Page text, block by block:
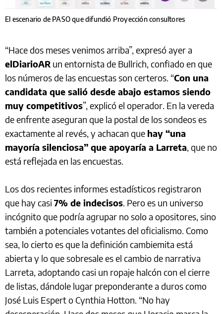
El escenario de PASO que difundió Proyección consultores
“Hace dos meses venimos arriba”, expresó ayer a
elDiarioAR un entornista de Bullrich, confiado en que
los números de las encuestas son certeros. “Con una
candidata que salió desde abajo estamos siendo
muy competitivos”, explicó el operador. En la vereda
de enfrente aseguran que la postal de los sondeos es
exactamente al revés, y achacan que hay “una
mayoría silenciosa” que apoyaría a Larreta, que no
está reflejada en las encuestas.
Los dos recientes informes estadísticos registraron
que hay casi 7% de indecisos. Pero es un universo
incógnito que podría agrupar no solo a opositores, sino
también a potenciales votantes del oficialismo. Como
sea, lo cierto es que la definición cambiemita está
abierta y lo que sobresale es el cambio de narrativa
Larreta, adoptando casi un ropaje halcón con el cierre
de listas, dándole lugar preponderante a duros como
José Luis Espert o Cynthia Hotton. “No hay